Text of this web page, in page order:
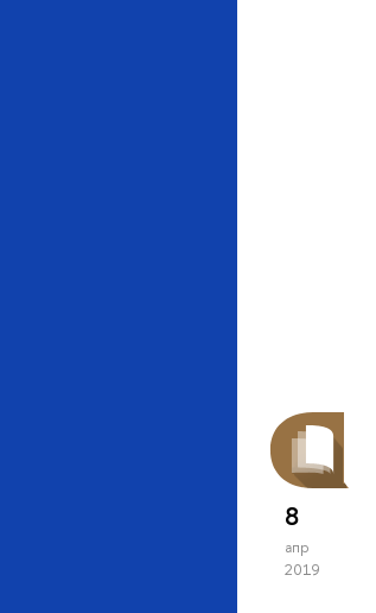
8
апр
2019